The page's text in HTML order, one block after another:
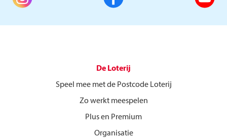
De Loterij
Speel mee met de Postcode Loterij
Zo werkt meespelen
Plus en Premium
Organisatie